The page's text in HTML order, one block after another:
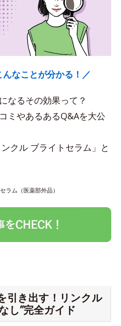
なことが分かる！／
なるその効果って？
ミやあるあるQ&Aを大公
クル ブライトセラム」と
ム（医薬部外品）
引き出す！リンクル
し”完全ガイド